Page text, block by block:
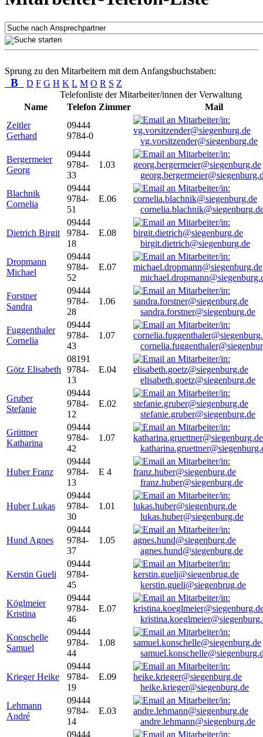
Sprung zu den Mitarbeitern mit dem Anfangsbuchstaben:
B D F G H K L M O R S Z
Telefonliste der Mitarbeiter/innen der Verwaltung
Name
Telefon Zimmer
Mail
Zeitler
Gerhard
09444
9784-0
vg.vorsitzender@siegenburg.de
Bergermeier
Georg
09444
9784-
33
1.03
Blachnik
Cornelia
09444
9784-
51
E.06
Dietrich Birgit
09444
9784-
18
E.08
birgit.dietrich@siegenburg.de
Dropmann
Michael
09444
9784-
52
E.07
Forstner
Sandra
09444
9784-
28
1.06
sandra.forstner@siegenburg.de
Fuggenthaler
Cornelia
09444
9784-
43
1.07
Götz Elisabeth
08191
9784-
13
E.04
elisabeth.goetz@siegenburg.de
Gruber
Stefanie
09444
9784-
12
E.02
stefanie.gruber@siegenburg.de
Grüttner
Katharina
09444
9784-
42
1.07
Huber Franz
09444
9784-
13
E 4
franz.huber@siegenburg.de
Huber Lukas
09444
9784-
30
1.01
lukas.huber@siegenburg.de
Hund Agnes
09444
9784-
37
1.05
agnes.hund@siegenburg.de
Kerstin Gueli
09444
9784-
45
kerstin.gueli@siegenbrug.de
Köglmeier
Kristina
09444
9784-
46
E.07
Konschelle
Samuel
09444
9784-
44
1.08
Krieger Heike
09444
9784-
19
E.09
heike.krieger@siegenburg.de
Lehmann
André
09444
9784-
14
E.03
andre.lehmann@siegenburg.de
09444